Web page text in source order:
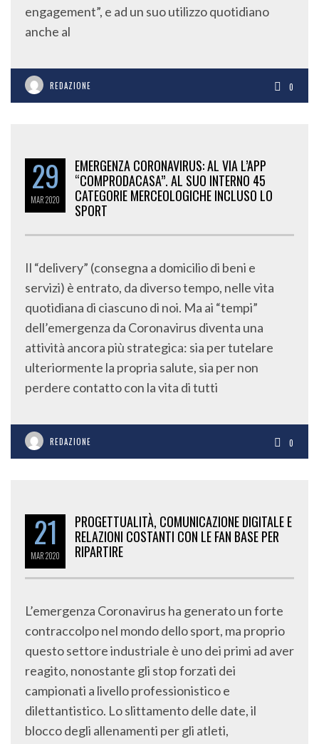
engagement”, e ad un suo utilizzo quotidiano
anche al
REDAZIONE 0
29
MAR2020
EMERGENZA CORONAVIRUS: AL VIA L’APP
“COMPRODACASA”. AL SUO INTERNO 45
CATEGORIE MERCEOLOGICHE INCLUSO LO
SPORT
Il “delivery” (consegna a domicilio di beni e
servizi) è entrato, da diverso tempo, nelle vita
quotidiana di ciascuno di noi. Ma ai “tempi”
dell’emergenza da Coronavirus diventa una
attività ancora più strategica: sia per tutelare
ulteriormente la propria salute, sia per non
perdere contatto con la vita di tutti
REDAZIONE 0
21
MAR2020
PROGETTUALITÀ, COMUNICAZIONE DIGITALE E
RELAZIONI COSTANTI CON LE FAN BASE PER
RIPARTIRE
L’emergenza Coronavirus ha generato un forte
contraccolpo nel mondo dello sport, ma proprio
questo settore industriale è uno dei primi ad aver
reagito, nonostante gli stop forzati dei
campionati a livello professionistico e
dilettantistico. Lo slittamento delle date, il
blocco degli allenamenti per gli atleti,